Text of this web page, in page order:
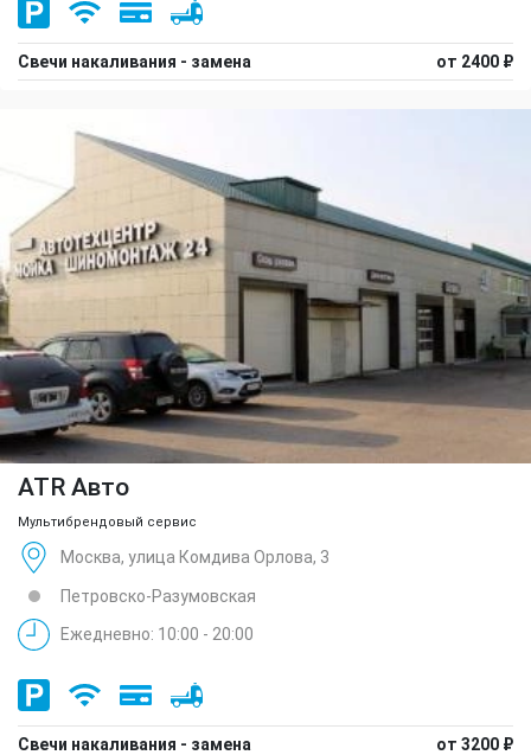
Свечи накаливания - замена от 2400 ₽
ATR Авто
Мультибрендовый сервис
Москва, улица Комдива Орлова, 3
Петровско-Разумовская
Ежедневно: 10:00 - 20:00
Свечи накаливания - замена от 3200 ₽